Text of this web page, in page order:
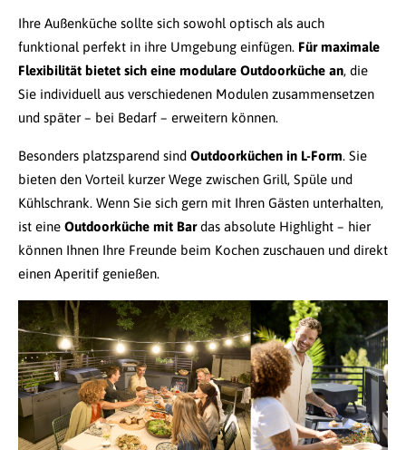
Ihre Außenküche sollte sich sowohl optisch als auch
funktional perfekt in ihre Umgebung einfügen. Für maximale
Flexibilität bietet sich eine modulare Outdoorküche an, die
Sie individuell aus verschiedenen Modulen zusammensetzen
und später – bei Bedarf – erweitern können.
Besonders platzsparend sind Outdoorküchen in L-Form. Sie
bieten den Vorteil kurzer Wege zwischen Grill, Spüle und
Kühlschrank. Wenn Sie sich gern mit Ihren Gästen unterhalten,
ist eine Outdoorküche mit Bardas absolute Highlight – hier
können Ihnen Ihre Freunde beim Kochen zuschauen und direkt
einen Aperitif genießen.